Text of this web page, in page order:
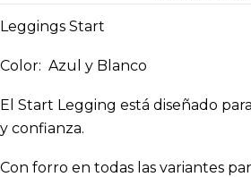
Leggings Start
Color: Azul y Blanco
El Start Legging está diseñado
y confianza.
Con forro en todas las variantes